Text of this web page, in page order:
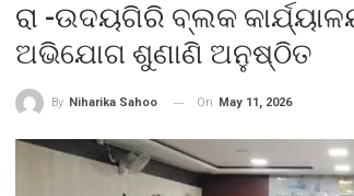
ରା -ଉଦୟଗିରି ବ୍ଲକ
ଅଭିଯୋଗ ଶୁଣାଣି ଅନୁଷ୍ଠିତ
By Niharika Sahoo On May 11, 2026